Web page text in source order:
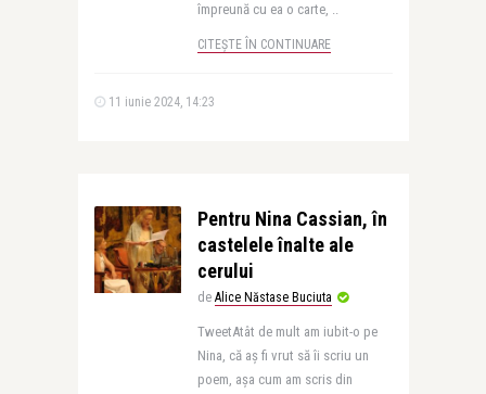
împreună cu ea o carte, ..
CITEȘTE ÎN CONTINUARE
11 iunie 2024, 14:23
Pentru Nina Cassian, în
castelele înalte ale
cerului
de Alice Năstase Buciuta
TweetAtât de mult am iubit-o pe
Nina, că aș fi vrut să îi scriu un
poem, așa cum am scris din